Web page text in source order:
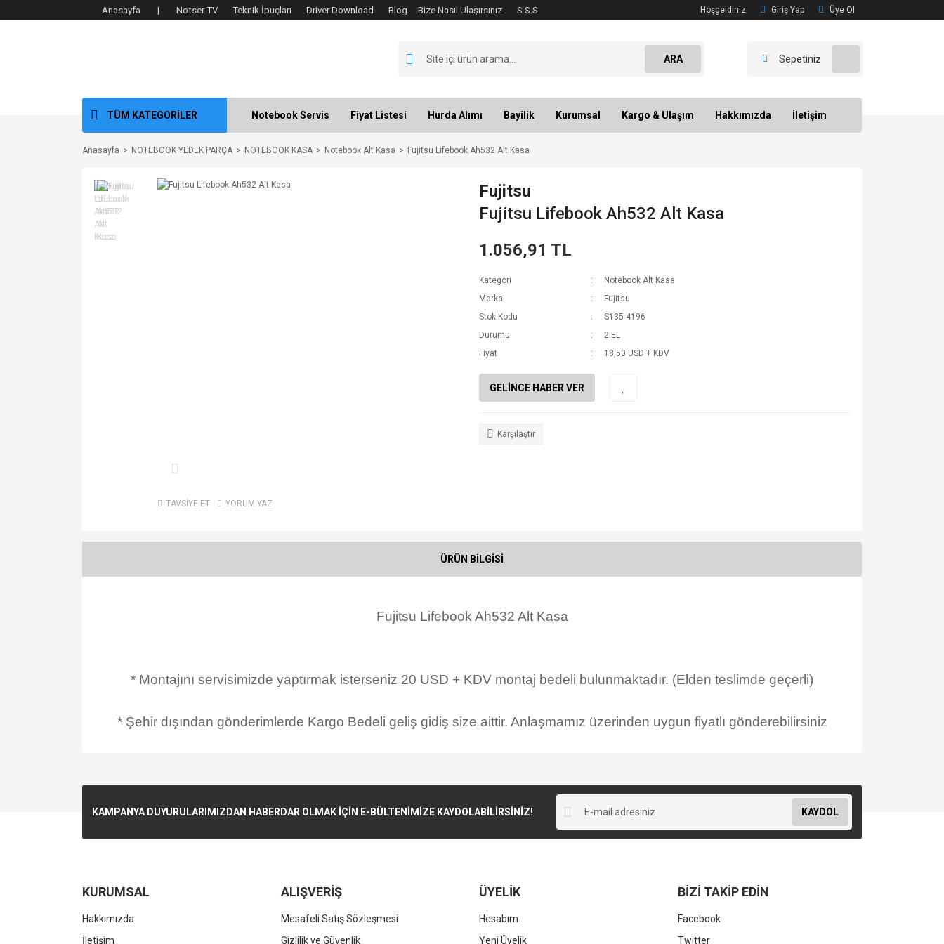
Anasayfa | Notser TV Teknik İpuçları Driver Download Blog Bize Nasıl UlaşırsınızS.S.S. Hoşgeldiniz Giriş Yap Üye Ol
ARA Sepetiniz
TÜM KATEGORİLER Notebook Servis Fiyat Listesi Hurda Alımı Bayilik Kurumsal Kargo & Ulaşım Hakkımızda İletişim
Anasayfa NOTEBOOK YEDEK PARÇA NOTEBOOK KASA Notebook Alt Kasa Fujitsu Lifebook Ah532 Alt Kasa
TAVSİYE ET YORUM YAZ
Fujitsu
Fujitsu Lifebook Ah532 Alt Kasa
1.056,91 TL
Kategori
Notebook Alt Kasa
Marka
Fujitsu
Stok Kodu
S135-4196
Durumu
2.EL
Fiyat
18,50 USD + KDV
GELİNCE HABER VER
Karşılaştır
ÜRÜN BİLGİSİ
Fujitsu Lifebook Ah532 Alt Kasa
* Montajını servisimizde yaptırmak isterseniz 20 USD + KDV montaj bedeli bulunmaktadır. (Elden teslimde geçerli)
* Şehir dışından gönderimlerde Kargo Bedeli geliş gidiş size aittir. Anlaşmamız üzerinden uygun fiyatlı gönderebilirsiniz
KAMPANYA DUYURULARIMIZDAN HABERDAR OLMAK İÇİN E-BÜLTENİMİZE KAYDOLABİLİRSİNİZ! KAYDOL
KURUMSAL
Hakkımızda
İletişim
ALIŞVERİŞ
Mesafeli Satış Sözleşmesi
Gizlilik ve Güvenlik
ÜYELİK
Hesabım
Yeni Üyelik
BİZİ TAKİP EDİN
Facebook
Twitter